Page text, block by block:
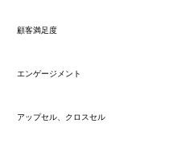
顧客満足度
エンゲージメント
アップセル、クロスセル